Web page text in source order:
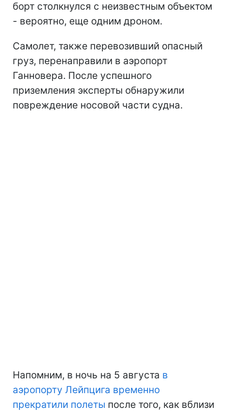
борт столкнулся с неизвестным объектом
- вероятно, еще одним дроном.
Самолет, также перевозивший опасный
груз, перенаправили в аэропорт
Ганновера. После успешного
приземления эксперты обнаружили
повреждение носовой части судна.
Напомним, в ночь на 5 августа в
аэропорту Лейпцига временно
прекратили полеты после того, как вблизи